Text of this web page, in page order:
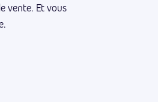
vente. Et vous